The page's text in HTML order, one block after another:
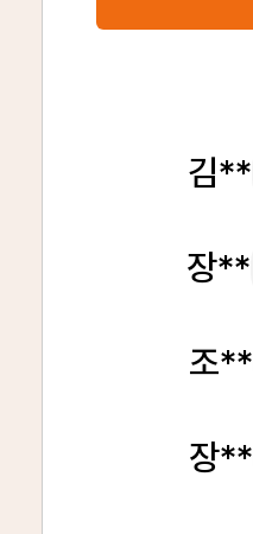
장**
조**
장**
장**